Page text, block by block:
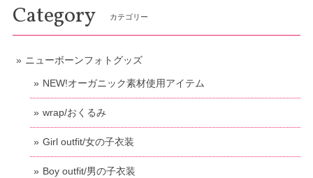
Category カテゴリー
ニューボーンフォトグッズ
NEW!オーガニック素材使用アイテム
wrap/おくるみ
Girl outfit/女の子衣装
Boy outfit/男の子衣装